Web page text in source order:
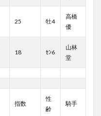
25 牡4
高橋
優
18 ｾﾝ6
山林
堂
指数
性
齢
騎手